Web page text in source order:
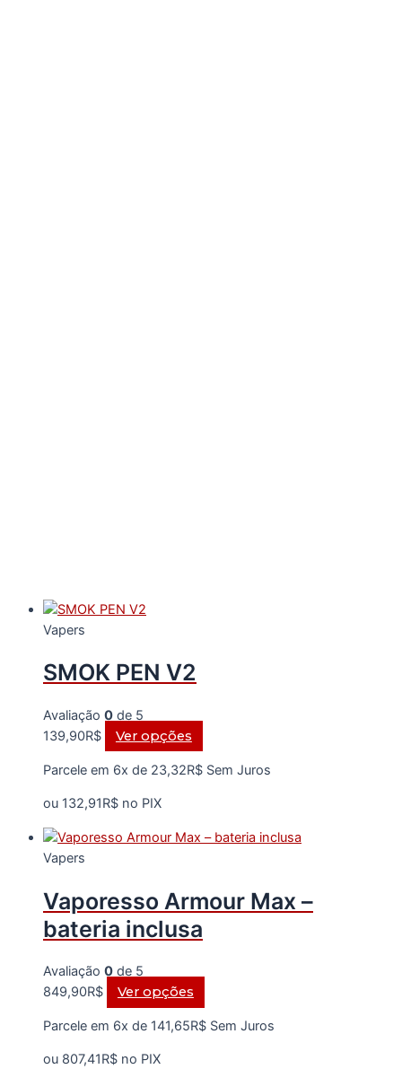
Vapers
SMOK PEN V2
Avaliação 0 de 5
139,90R$ Ver opções
produto
tem
As
ser
na
Parcele em 6x de 23,32R$ Sem Juros
ou 132,91R$ no PIX
Vapers
Vaporesso Armour Max –
bateria inclusa
Avaliação 0 de 5
849,90R$ Ver opções
produto
tem
Parcele em 6x de 141,65R$ Sem Juros
ou 807,41R$ no PIX